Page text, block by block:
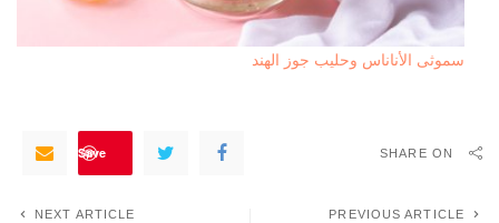
سموثى الأناناس وحليب جوز الهند
SHARE ON
Save
PREVIOUS ARTICLE
NEXT ARTICLE